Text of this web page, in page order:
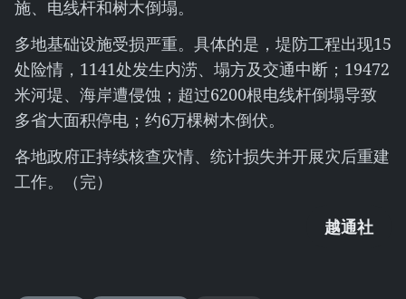
施、电线杆和树木倒塌。
多地基础设施受损严重。具体的是，堤防工程出现15
处险情，1141处发生内涝、塌方及交通中断；19472
米河堤、海岸遭侵蚀；超过6200根电线杆倒塌导致
多省大面积停电；约6万棵树木倒伏。
各地政府正持续核查灾情、统计损失并开展灾后重建
工作。（完）
越通社